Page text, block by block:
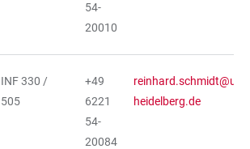
54-
20010
INF 330 /
505
+49
6221
54-
20084
heidelberg.de